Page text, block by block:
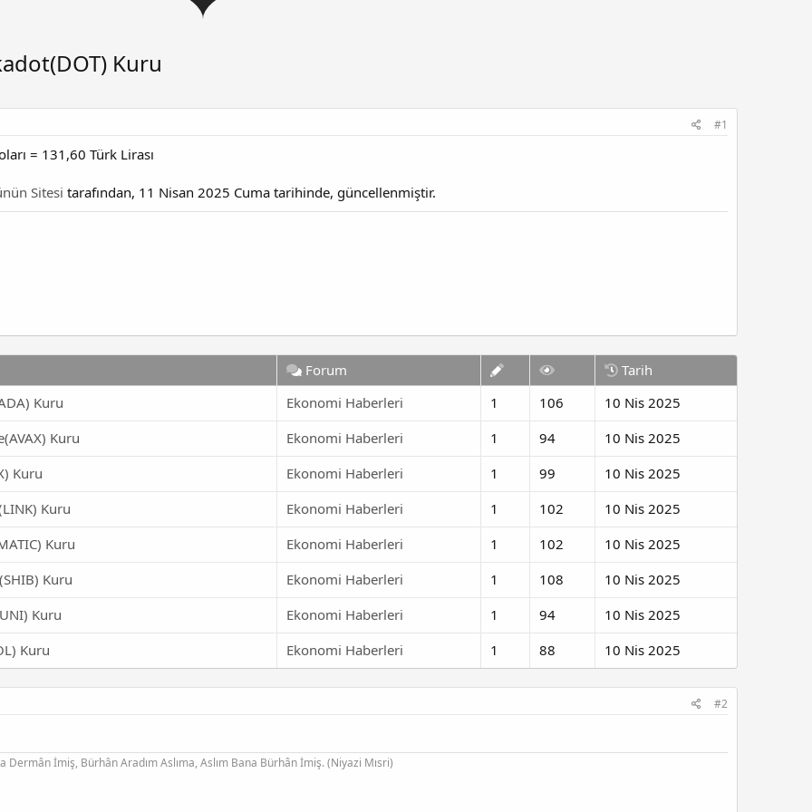
Kuru
#1
= 131,60 Türk Lirası
Sitesi tarafından, 11 Nisan 2025 Cuma tarihinde, güncellenmiştir.
Forum
Tarih
Kuru
Ekonomi Haberleri 1 106
10 Nis 2025
Kuru
Ekonomi Haberleri 1 94
10 Nis 2025
Kuru
Ekonomi Haberleri 1 99
10 Nis 2025
Kuru
Ekonomi Haberleri 1 102
10 Nis 2025
Kuru
Ekonomi Haberleri 1 102
10 Nis 2025
Kuru
Ekonomi Haberleri 1 108
10 Nis 2025
Kuru
Ekonomi Haberleri 1 94
10 Nis 2025
Kuru
Ekonomi Haberleri 1 88 10 Nis 2025
#2
İmiş, Bürhân Aradım Aslıma, Aslım Bana Bürhân İmiş. (Niyazi Mısri)